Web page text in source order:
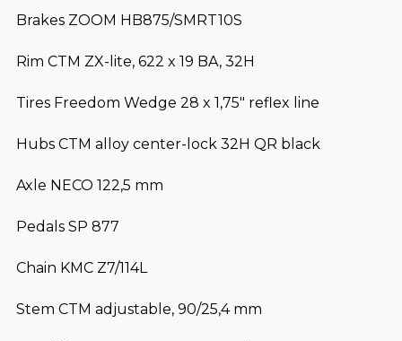
Brakes ZOOM HB875/SMRT10S
Rim CTM ZX-lite, 622 x 19 BA, 32H
Tires Freedom Wedge 28 x 1,75″ reflex line
Hubs CTM alloy center-lock 32H QR black
Axle NECO 122,5 mm
Pedals SP 877
Chain KMC Z7/114L
Stem CTM adjustable, 90/25,4 mm